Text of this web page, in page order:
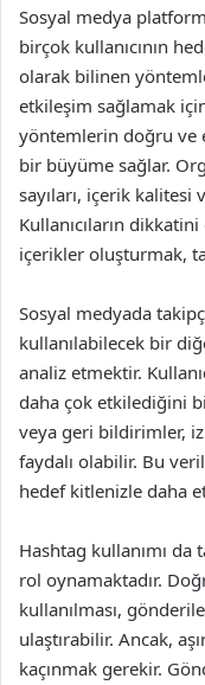
Sosyal medya
birçok kullanıcının
olarak bilinen
etkileşim sağlamak
yöntemlerin doğru ve
bir büyüme sağlar.
sayıları, içerik
Kullanıcıların
içerikler oluşturmak,
Sosyal medyada
kullanılabilecek bir
analiz etmektir.
daha çok etkilediğini
veya geri bildirimler,
faydalı olabilir. Bu
hedef kitlenizle daha
Hashtag kullanımı da
rol oynamaktadır.
kullanılması,
ulaştırabilir. Ancak,
kaçınmak gerekir.